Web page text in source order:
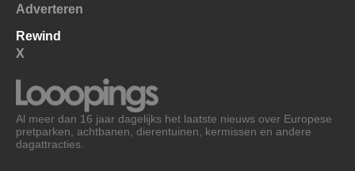
Adverteren
Rewind
X
Al meer dan 16 jaar dagelijks het laatste nieuws over Europese
pretparken, achtbanen, dierentuinen, kermissen en andere
dagattracties.